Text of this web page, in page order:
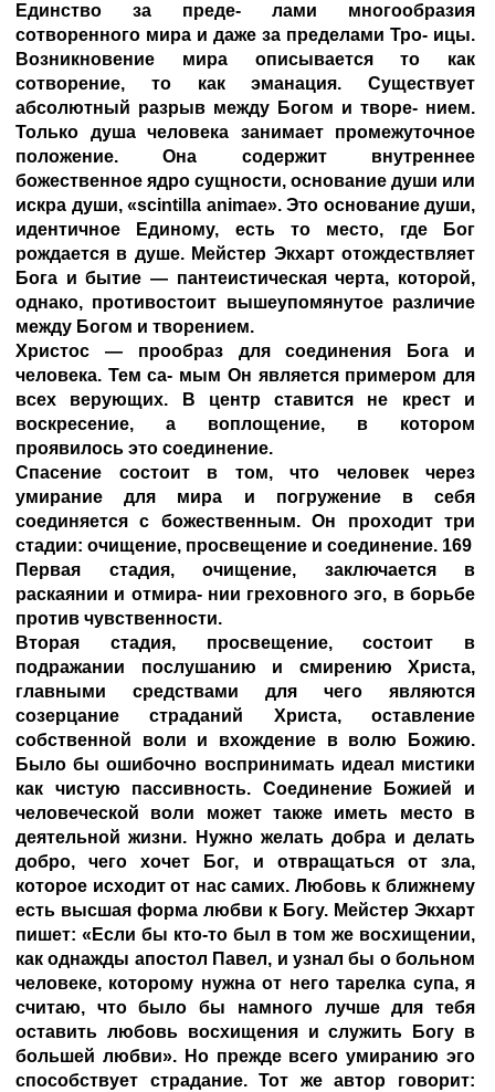
Единство за преде- лами многообразия
сотворенного мира и даже за пределами Тро- ицы.
Возникновение мира описывается то как
сотворение, то как эманация. Существует
абсолютный разрыв между Богом и творе- нием.
Только душа человека занимает промежуточное
положение. Она содержит внутреннее
божественное ядро сущности, основание души или
искра души, «scintilla animae». Это основание души,
идентичное Единому, есть то место, где Бог
рождается в душе. Мейстер Экхарт отождествляет
Бога и бытие — пантеистическая черта, которой,
однако, противостоит вышеупомянутое различие
между Богом и творением.
Христос — прообраз для соединения Бога и
человека. Тем са- мым Он является примером для
всех верующих. В центр ставится не крест и
воскресение, а воплощение, в котором
проявилось это соединение.
Спасение состоит в том, что человек через
умирание для мира и погружение в себя
соединяется с божественным. Он проходит три
стадии: очищение, просвещение и соединение. 169
Первая стадия, очищение, заключается в
раскаянии и отмира- нии греховного эго, в борьбе
против чувственности.
Вторая стадия, просвещение, состоит в
подражании послушанию и смирению Христа,
главными средствами для чего являются
созерцание страданий Христа, оставление
собственной воли и вхождение в волю Божию.
Было бы ошибочно воспринимать идеал мистики
как чистую пассивность. Соединение Божией и
человеческой воли может также иметь место в
деятельной жизни. Нужно желать добра и делать
добро, чего хочет Бог, и отвращаться от зла,
которое исходит от нас самих. Любовь к ближнему
есть высшая форма любви к Богу. Мейстер Экхарт
пишет: «Если бы кто-то был в том же восхищении,
как однажды апостол Павел, и узнал бы о больном
человеке, которому нужна от него тарелка супа, я
считаю, что было бы намного лучше для тебя
оставить любовь восхищения и служить Богу в
большей любви». Но прежде всего умиранию эго
способствует страдание. Тот же автор говорит: